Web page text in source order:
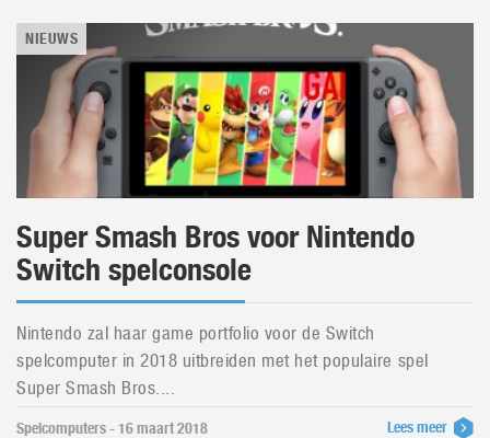
NIEUWS
Super Smash Bros voor Nintendo
Switch spelconsole
Nintendo zal haar game portfolio voor de Switch
spelcomputer in 2018 uitbreiden met het populaire spel
Super Smash Bros....
Spelcomputers - 16 maart 2018 Lees meer